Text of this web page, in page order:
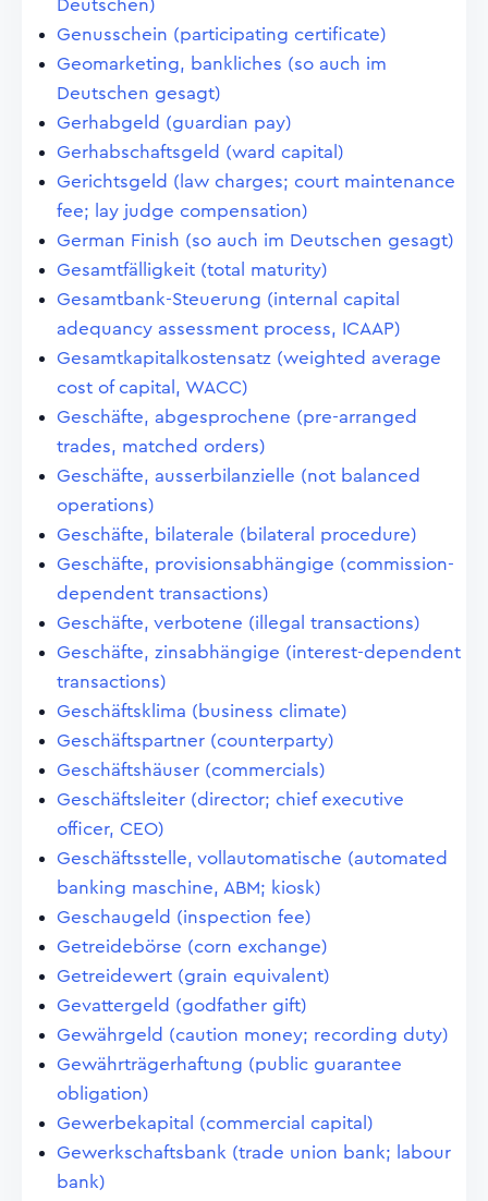
Deutschen)
Genusschein (participating certificate)
Geomarketing, bankliches (so auch im
Deutschen gesagt)
Gerhabgeld (guardian pay)
Gerhabschaftsgeld (ward capital)
Gerichtsgeld (law charges; court maintenance
fee; lay judge compensation)
German Finish (so auch im Deutschen gesagt)
Gesamtfälligkeit (total maturity)
Gesamtbank-Steuerung (internal capital
adequancy assessment process, ICAAP)
Gesamtkapitalkostensatz (weighted average
cost of capital, WACC)
Geschäfte, abgesprochene (pre-arranged
trades, matched orders)
Geschäfte, ausserbilanzielle (not balanced
operations)
Geschäfte, bilaterale (bilateral procedure)
Geschäfte, provisionsabhängige (commission-
dependent transactions)
Geschäfte, verbotene (illegal transactions)
Geschäfte, zinsabhängige (interest-dependent
transactions)
Geschäftsklima (business climate)
Geschäftspartner (counterparty)
Geschäftshäuser (commercials)
Geschäftsleiter (director; chief executive
officer, CEO)
Geschäftsstelle, vollautomatische (automated
banking maschine, ABM; kiosk)
Geschaugeld (inspection fee)
Getreidebörse (corn exchange)
Getreidewert (grain equivalent)
Gevattergeld (godfather gift)
Gewährgeld (caution money; recording duty)
Gewährträgerhaftung (public guarantee
obligation)
Gewerbekapital (commercial capital)
Gewerkschaftsbank (trade union bank; labour
bank)